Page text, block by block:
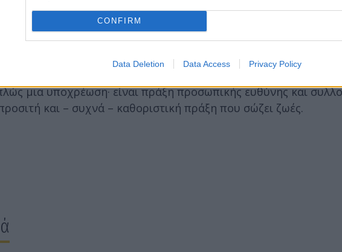
CONFIRM
Data Deletion Data Access Privacy Policy
με αμείωτη ένταση για τη βελτίωση του επιπέδου
μια υποχρέωση· είναι πράξη προσωπικής ευθύνης και
και – συχνά – καθοριστική πράξη που σώζει ζωές.